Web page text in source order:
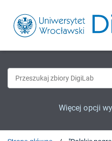
Więcej opcji